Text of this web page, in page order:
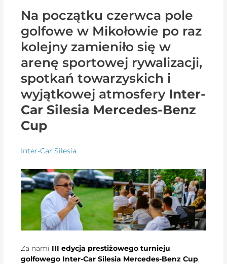
Na początku czerwca pole
golfowe w Mikołowie po raz
kolejny zamieniło się w
arenę sportowej rywalizacji,
spotkań towarzyskich i
wyjątkowej atmosfery Inter-
Car Silesia Mercedes-Benz
Cup
Inter-Car Silesia
Za nami III edycja prestiżowego turnieju
golfowego Inter-Car Silesia Mercedes-Benz Cup,